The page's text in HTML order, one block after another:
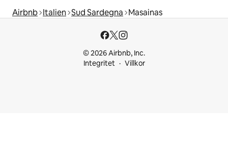
Airbnb Italien Sud Sardegna Masainas
© 2026 Airbnb, Inc.
Integritet
Villkor